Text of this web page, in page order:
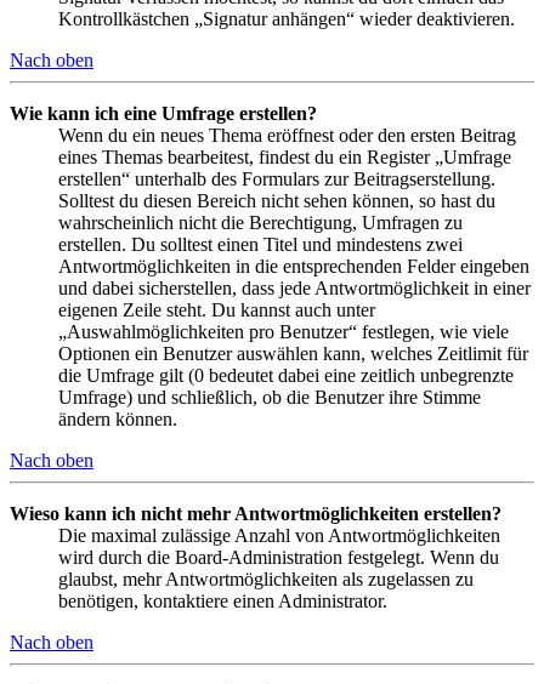
Kontrollkästchen „Signatur anhängen“ wieder deaktivieren.
Nach oben
Wie kann ich eine Umfrage erstellen?
Wenn du ein neues Thema eröffnest oder den ersten Beitrag
eines Themas bearbeitest, findest du ein Register „Umfrage
erstellen“ unterhalb des Formulars zur Beitragserstellung.
Solltest du diesen Bereich nicht sehen können, so hast du
wahrscheinlich nicht die Berechtigung, Umfragen zu
erstellen. Du solltest einen Titel und mindestens zwei
Antwortmöglichkeiten in die entsprechenden Felder eingeben
und dabei sicherstellen, dass jede Antwortmöglichkeit in einer
eigenen Zeile steht. Du kannst auch unter
„Auswahlmöglichkeiten pro Benutzer“ festlegen, wie viele
Optionen ein Benutzer auswählen kann, welches Zeitlimit für
die Umfrage gilt (0 bedeutet dabei eine zeitlich unbegrenzte
Umfrage) und schließlich, ob die Benutzer ihre Stimme
ändern können.
Nach oben
Wieso kann ich nicht mehr Antwortmöglichkeiten erstellen?
Die maximal zulässige Anzahl von Antwortmöglichkeiten
wird durch die Board-Administration festgelegt. Wenn du
glaubst, mehr Antwortmöglichkeiten als zugelassen zu
benötigen, kontaktiere einen Administrator.
Nach oben